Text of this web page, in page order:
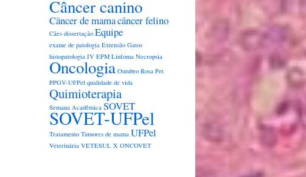
Câncer canino
Câncer de mamacâncer felino
Cães dissertação Equipe
exame de patologia Extensão Gatos
histopatologia IV EPM Linfoma Necropsia
Oncologia Outubro Rosa Pet
PPGV-UFPel qualidade de vida
Quimioterapia
Semana Acadêmica SOVET
SOVET-UFPel
Tratamento Tumores de mama UFPel
Veterinária VETESUL X ONCOVET